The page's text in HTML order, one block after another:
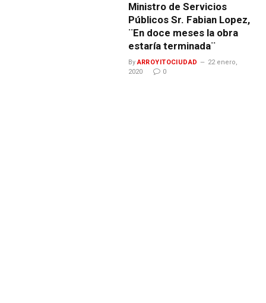
Ministro de Servicios
Públicos Sr. Fabian Lopez,
¨En doce meses la obra
estaría terminada¨
By ARROYITOCIUDAD
22 enero,
2020
0